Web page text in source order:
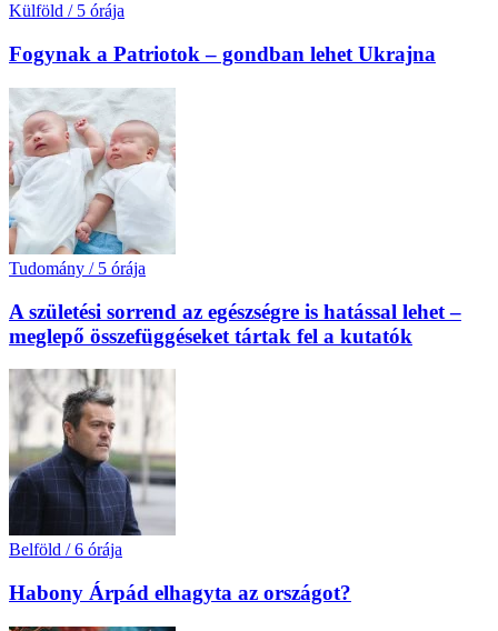
Külföld / 5 órája
Fogynak a Patriotok – gondban lehet Ukrajna
Tudomány / 5 órája
A születési sorrend az egészségre is hatással lehet –
meglepő összefüggéseket tártak fel a kutatók
Belföld / 6 órája
Habony Árpád elhagyta az országot?